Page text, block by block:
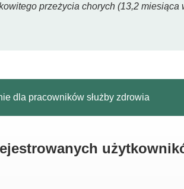
przeżycia chorych (13,2
dla pracowników służby zdrowia